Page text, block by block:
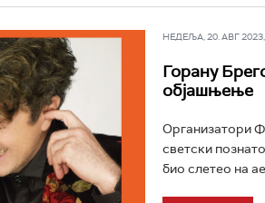
НЕДЕЉА, 20. АВГ 2023,
Горану
објашњење
Организатори
светски
био слетео на